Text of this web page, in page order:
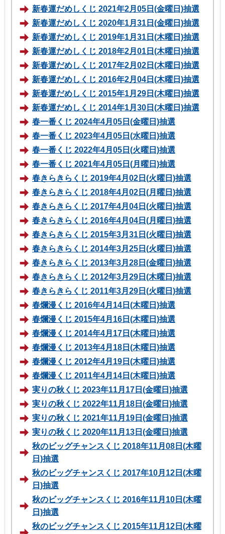
新春運だめしくじ 2021年2月05日(金曜日)抽選
新春運だめしくじ 2020年1月31日(金曜日)抽選
新春運だめしくじ 2019年1月31日(木曜日)抽選
新春運だめしくじ 2018年2月01日(木曜日)抽選
新春運だめしくじ 2017年2月02日(木曜日)抽選
新春運だめしくじ 2016年2月04日(木曜日)抽選
新春運だめしくじ 2015年1月29日(木曜日)抽選
新春運だめしくじ 2014年1月30日(木曜日)抽選
春一番くじ 2024年4月05日(金曜日)抽選
春一番くじ 2023年4月05日(水曜日)抽選
春一番くじ 2022年4月05日(火曜日)抽選
春一番くじ 2021年4月05日(月曜日)抽選
春きらきらくじ 2019年4月02日(火曜日)抽選
春きらきらくじ 2018年4月02日(月曜日)抽選
春きらきらくじ 2017年4月04日(火曜日)抽選
春きらきらくじ 2016年4月04日(月曜日)抽選
春きらきらくじ 2015年3月31日(火曜日)抽選
春きらきらくじ 2014年3月25日(火曜日)抽選
春きらきらくじ 2013年3月28日(金曜日)抽選
春きらきらくじ 2012年3月29日(木曜日)抽選
春きらきらくじ 2011年3月29日(火曜日)抽選
春爛漫くじ 2016年4月14日(木曜日)抽選
春爛漫くじ 2015年4月16日(木曜日)抽選
春爛漫くじ 2014年4月17日(木曜日)抽選
春爛漫くじ 2013年4月18日(木曜日)抽選
春爛漫くじ 2012年4月19日(木曜日)抽選
春爛漫くじ 2011年4月14日(木曜日)抽選
実りの秋くじ 2023年11月17日(金曜日)抽選
実りの秋くじ 2022年11月18日(金曜日)抽選
実りの秋くじ 2021年11月19日(金曜日)抽選
実りの秋くじ 2020年11月13日(金曜日)抽選
秋のビッグチャンスくじ 2018年11月08日(木曜
日)抽選
秋のビッグチャンスくじ 2017年10月12日(木曜
日)抽選
秋のビッグチャンスくじ 2016年11月10日(木曜
日)抽選
秋のビッグチャンスくじ 2015年11月12日(木曜